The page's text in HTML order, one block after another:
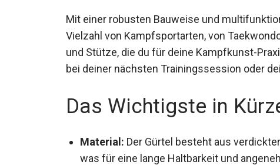
Mit einer robusten Bauweise und
Vielzahl von Kampfsportarten, von
Flexibilität und Stütze, die du für deine
Sicherheit bei deiner nächsten
Das Wichtigste in
Material: Der Gürtel besteht aus
was für eine lange Haltbarkeit und